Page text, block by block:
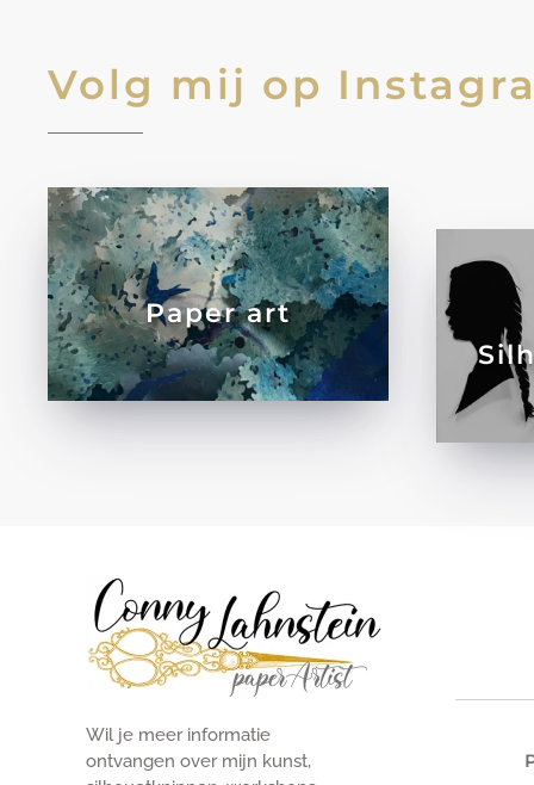
Volg mij op
Paper art
Wil je meer informatie
ontvangen over mijn kunst,